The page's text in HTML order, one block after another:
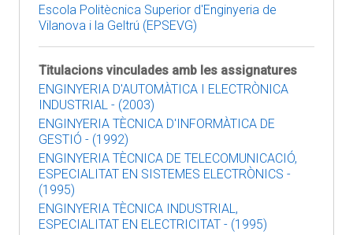
Escola Politècnica Superior d'Enginyeria de
Vilanova i la Geltrú (EPSEVG)
Titulacions vinculades amb les assignatures
ENGINYERIA D'AUTOMÀTICA I ELECTRÒNICA
INDUSTRIAL - (2003)
ENGINYERIA TÈCNICA D'INFORMÀTICA DE
GESTIÓ - (1992)
ENGINYERIA TÈCNICA DE TELECOMUNICACIÓ,
ESPECIALITAT EN SISTEMES ELECTRÒNICS -
(1995)
ENGINYERIA TÈCNICA INDUSTRIAL,
ESPECIALITAT EN ELECTRICITAT - (1995)